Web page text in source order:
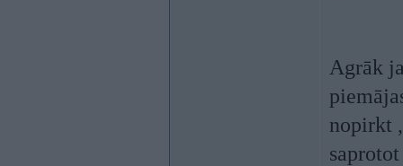
Agrāk
nopirkt